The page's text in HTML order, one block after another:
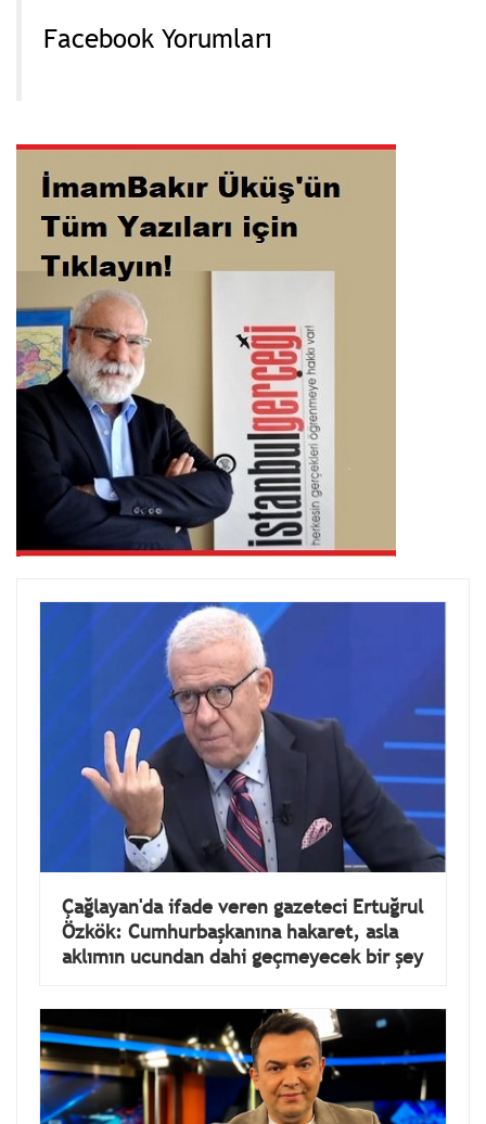
Facebook Yorumları
Çağlayan'da ifade veren gazeteci Ertuğrul
Özkök: Cumhurbaşkanına hakaret, asla
aklımın ucundan dahi geçmeyecek bir şey